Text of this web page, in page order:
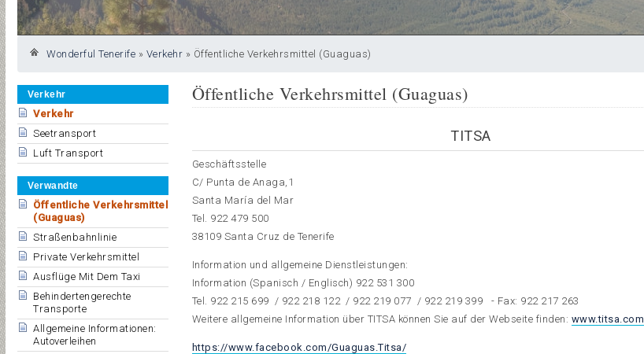
Wonderful Tenerife » Verkehr » Öffentliche Verkehrsmittel (Guaguas)
Verkehr
Verkehr
Seetransport
Luft Transport
Verwandte
Öffentliche Verkehrsmittel
(Guaguas)
Straßenbahnlinie
Private Verkehrsmittel
Ausflüge Mit Dem Taxi
Behindertengerechte
Transporte
Allgemeine Informationen:
Autoverleihen
Öffentliche Verkehrsmittel (Guaguas)
TITSA
Geschäftsstelle
C/ Punta de Anaga,1
Santa María del Mar
Tel. 922 479 500
38109 Santa Cruz de Tenerife
Information und allgemeine Dienstleistungen:
Information (Spanisch / Englisch) 922 531 300
Tel. 922 215 699 / 922 218 122 / 922 219 077 / 922 219 399
- Fax: 922 217 263
Weitere allgemeine Information über TITSA können Sie auf der Webseite finden: www.titsa.com
https://www.facebook.com/Guaguas.Titsa/